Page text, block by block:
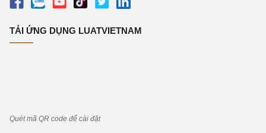
TẢI ỨNG DỤNG LUATVIETNAM
Quét mã QR code để cài đặt